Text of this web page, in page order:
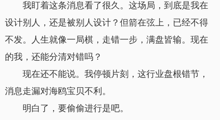
我盯着这条消息看了很久。这场局，到底是我在
设计别人，还是被别人设计？但箭在弦上，已经不得
不发。人生就像一局棋，走错一步，满盘皆输。现在
的我，还能分清对错吗？
现在还不能说。我停顿片刻，这行业盘根错节，
消息走漏对海鸥宝贝不利。
明白了，要偷偷进行是吧。